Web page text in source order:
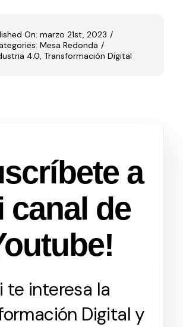
On: marzo 21st, 2023 /
Mesa Redonda /
4.0, Transformación Digital
a
canal de
te interesa la
Digital y